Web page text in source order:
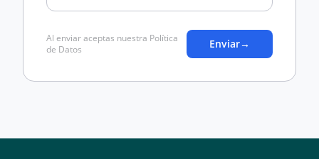
Al enviar aceptas nuestra Política
de Datos
Enviar→